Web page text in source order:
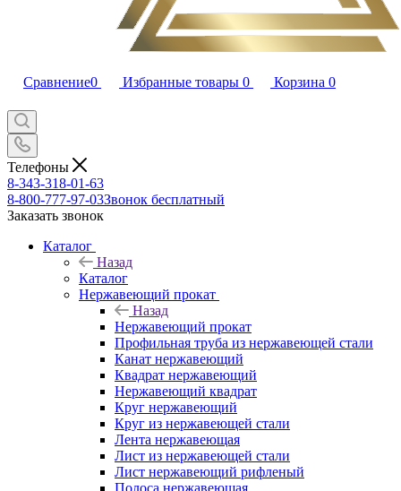
Сравнение0 Избранные товары 0 Корзина 0
Телефоны
8-343-318-01-63
8-800-777-97-03Звонок бесплатный
Заказать звонок
Каталог
Назад
Каталог
Нержавеющий прокат
Назад
Нержавеющий прокат
Профильная труба из нержавеющей стали
Канат нержавеющий
Квадрат нержавеющий
Нержавеющий квадрат
Круг нержавеющий
Круг из нержавеющей стали
Лента нержавеющая
Лист из нержавеющей стали
Лист нержавеющий рифленый
Полоса нержавеющая